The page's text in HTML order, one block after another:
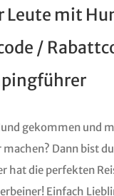
Leute mit
/
gekommen und
Dann bist
hat die perfekten
Einfach